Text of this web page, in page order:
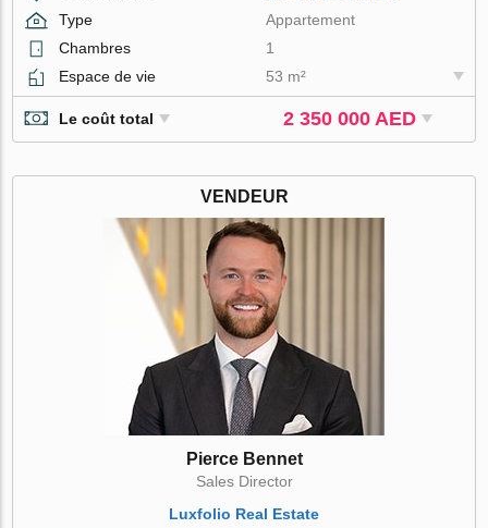
Type
Appartement
Chambres
1
Espace de vie
53 m²
Le coût total 2 350 000 AED
VENDEUR
Pierce Bennet
Sales Director
Luxfolio Real Estate